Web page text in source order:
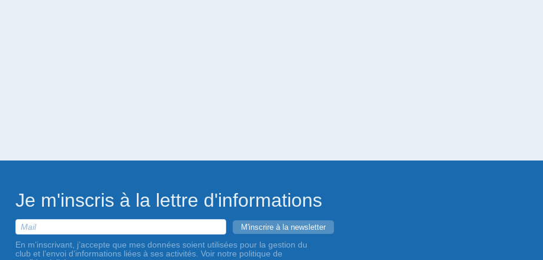
Je m'inscris à la lettre d'informations
En m’inscrivant, j’accepte que mes données soient utilisées pour la gestion du
club et l’envoi d’informations liées à ses activités. Voir notre politique de